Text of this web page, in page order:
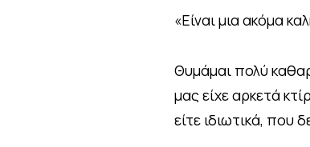
«Είναι μια ακόμα
Θυμάμαι πολύ
μας είχε αρκετά
είτε ιδιωτικά, που